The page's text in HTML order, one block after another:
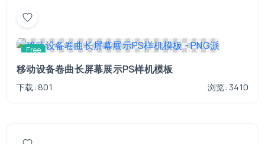
Free
移动设备卷曲长屏幕展示PS样机模板
下载: 801 浏览: 3410